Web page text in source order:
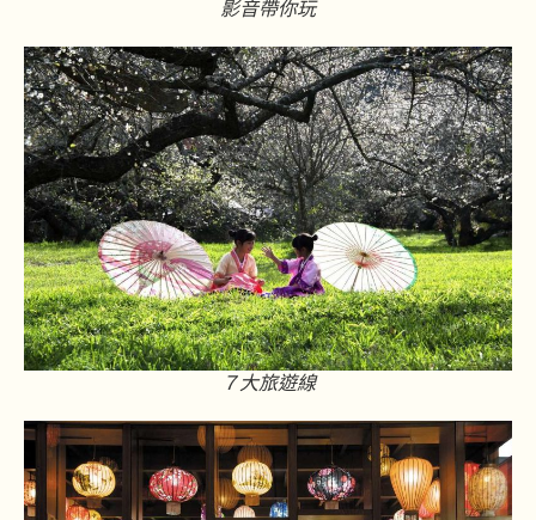
影音帶你玩
７大旅遊線